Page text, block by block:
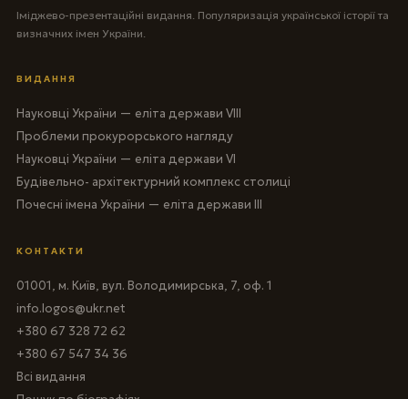
Іміджево-презентаційні видання. Популяризація української історії та
визначних імен України.
ВИДАННЯ
Науковці України — еліта держави VIII
Проблеми прокурорського нагляду
Науковці України — еліта держави VI
Будівельно- архітектурний комплекс столиці
Почесні імена України — еліта держави III
КОНТАКТИ
01001, м. Київ, вул. Володимирська, 7, оф. 1
info.logos@ukr.net
+380 67 328 72 62
+380 67 547 34 36
Всі видання